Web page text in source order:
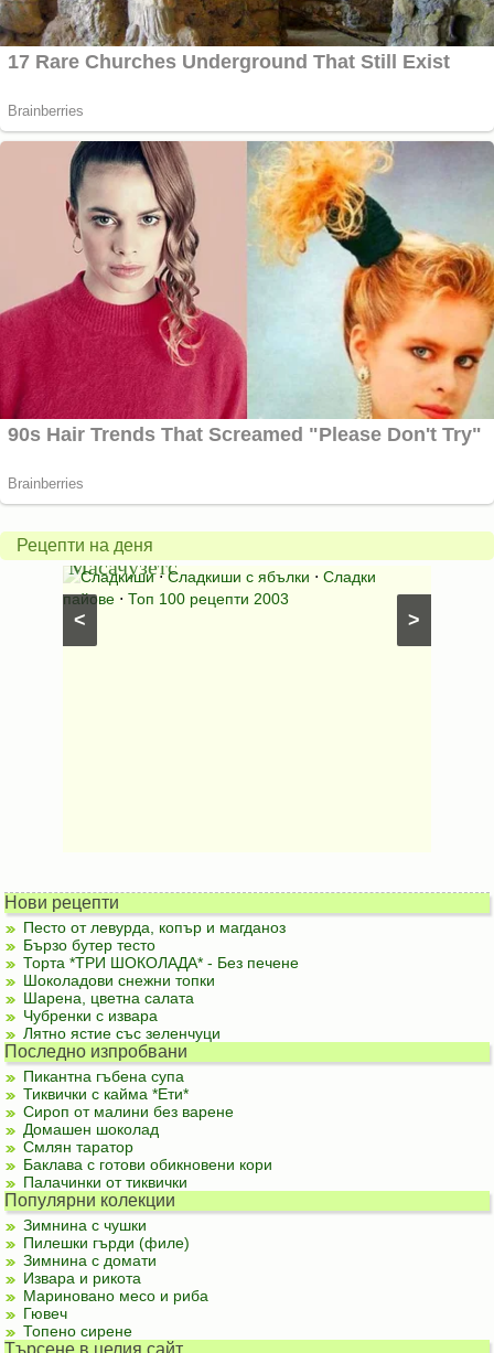
Рецепти на деня
>
<
Американски
ябълков
пай
от
Масачузетс
Сладкиши⋅Сладкиши с ябълки ⋅ Сладки
пайове ⋅ Топ 100 рецепти 2003
питка
на
мама
Нови рецепти
Песто от левурда, копър и магданоз
Бързо бутер тесто
Торта *ТРИ ШОКОЛАДА* - Без печене
Шоколадови снежни топки
Шарена, цветна салата
Чубренки с извара
Лятно ястие със зеленчуци
Последно изпробвани
Пикантна гъбена супа
Тиквички с кайма *Ети*
Сироп от малини без варене
Домашен шоколад
Смлян таратор
Баклава с готови обикновени кори
Палачинки от тиквички
Популярни колекции
Зимнина с чушки
Пилешки гърди (филе)
Зимнина с домати
Извара и рикота
Мариновано месо и риба
Гювеч
Топено сирене
Търсене в целия сайт